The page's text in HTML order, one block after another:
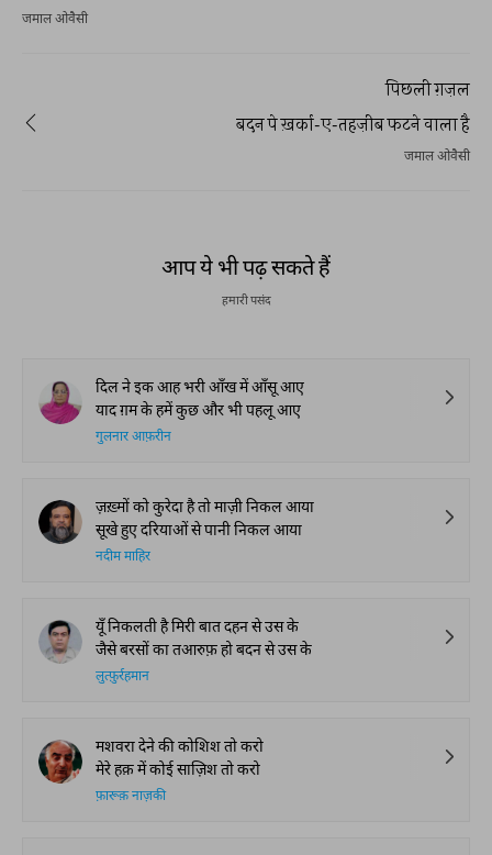
जमाल ओवैसी
पिछली ग़ज़ल
बदन पे ख़र्का-ए-तहज़ीब फटने वाला है
जमाल ओवैसी
आप ये भी पढ़ सकते हैं
हमारी पसंद
दिल ने इक आह भरी आँख में आँसू आए
याद ग़म के हमें कुछ और भी पहलू आए
गुलनार आफ़रीन
ज़ख़्मों को कुरेदा है तो माज़ी निकल आया
सूखे हुए दरियाओं से पानी निकल आया
नदीम माहिर
यूँ निकलती है मिरी बात दहन से उस के
जैसे बरसों का तआरुफ़ हो बदन से उस के
लुत्फ़ुर्रहमान
मशवरा देने की कोशिश तो करो
मेरे हक़ में कोई साज़िश तो करो
फ़ारूक़ नाज़की